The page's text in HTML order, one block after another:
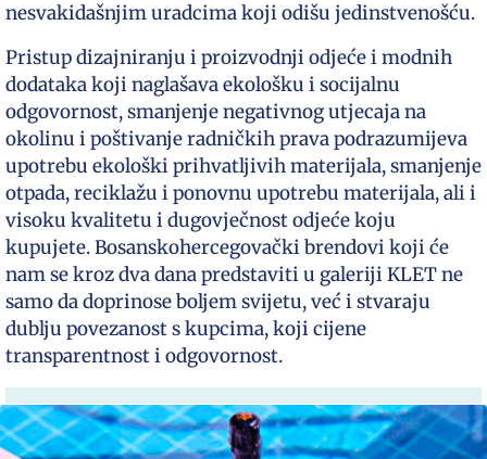
nesvakidašnjim uradcima koji odišu jedinstvenošću.
Pristup dizajniranju i proizvodnji odjeće i modnih
dodataka koji naglašava ekološku i socijalnu
odgovornost, smanjenje negativnog utjecaja na
okolinu i poštivanje radničkih prava podrazumijeva
upotrebu ekološki prihvatljivih materijala, smanjenje
otpada, reciklažu i ponovnu upotrebu materijala, ali i
visoku kvalitetu i dugovječnost odjeće koju
kupujete. Bosanskohercegovački brendovi koji će
nam se kroz dva dana predstaviti u galeriji KLET ne
samo da doprinose boljem svijetu, već i stvaraju
dublju povezanost s kupcima, koji cijene
transparentnost i odgovornost.